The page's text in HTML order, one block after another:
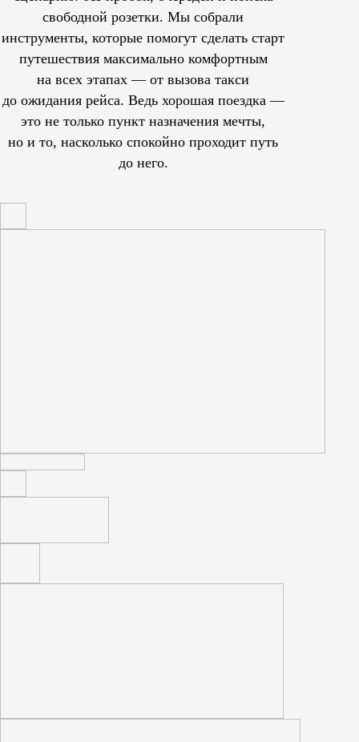
свободной розетки. Мы собрали
инструменты, которые помогут сделать старт
путешествия максимально комфортным
на всех этапах — от вызова такси
до ожидания рейса. Ведь хорошая поездка —
это не только пункт назначения мечты,
но и то, насколько спокойно проходит путь
до него.